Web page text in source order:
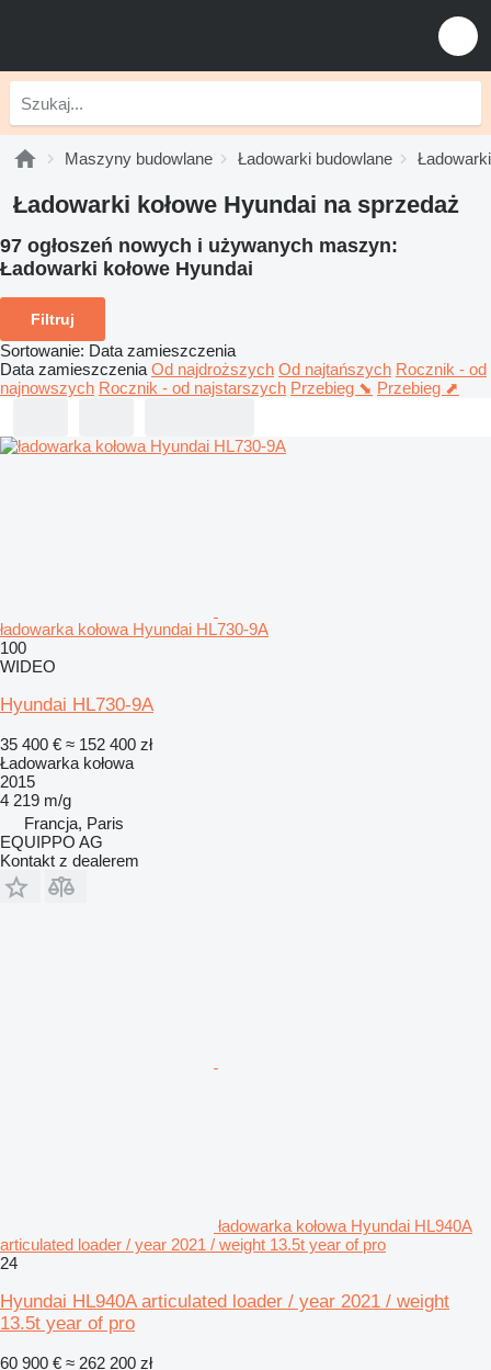
Maszyny budowlane Ładowarki budowlane
Ładowarki kołowe Hyundai na sprzedaż
97 ogłoszeń nowych i używanych maszyn:
Ładowarki kołowe Hyundai
Filtruj
Sortowanie: Data zamieszczenia
Data zamieszczenia Od najdroższych Od najtańszych Rocznik - od
najnowszych Rocznik - od najstarszych Przebieg ⬊ Przebieg ⬈
ładowarka kołowa Hyundai HL730-9A
100
WIDEO
Hyundai HL730-9A
35 400 € ≈ 152 400 zł
Ładowarka kołowa
2015
4 219 m/g
Francja, Paris
EQUIPPO AG
Kontakt z dealerem
ładowarka kołowa Hyundai HL940A
articulated loader / year 2021 / weight 13.5t year of pro
24
Hyundai HL940A articulated loader / year 2021 / weight
13.5t year of pro
60 900 € ≈ 262 200 zł